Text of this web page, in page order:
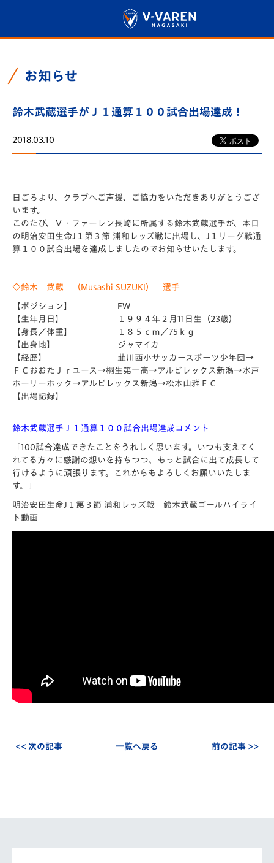
お知らせ
鈴木武蔵選手がＪ１通算１００試合出場達成！
2018.03.10
日ごろより、クラブへご声援、ご協力をいただきありがとうござ
います。
このたび、Ｖ・ファーレン長崎に所属する鈴木武蔵選手が、本日
の明治安田生命J１第３節 浦和レッズ戦に出場し、J１リーグ戦通
算１００試合出場を達成しましたのでお知らせいたします。
◇鈴木 武蔵 （Musashi SUZUKI） 選手
【ポジション】 FW
【生年月日】 １９９４年２月11日生（23歳）
【身長／体重】 １８５ｃｍ／75ｋｇ
【出身地】 ジャマイカ
【経歴】 韮川西小サッカースポーツ少年団→
ＦＣおおたＪｒユース→桐生第一高→アルビレックス新潟→水戸
ホーリーホック→アルビレックス新潟→松本山雅ＦＣ
【出場記録】
鈴木武蔵選手Ｊ１通算１００試合出場達成コメント
「100試合達成できたことをうれしく思います。いつも支えてく
れてる方々に感謝の想いを持ちつつ、もっと試合に出て成長して
行けるように頑張ります。これからもよろしくお願いいたしま
す。」
明治安田生命J１第３節 浦和レッズ戦 鈴木武蔵ゴールハイライ
ト動画
<< 次の記事 一覧へ戻る 前の記事 >>